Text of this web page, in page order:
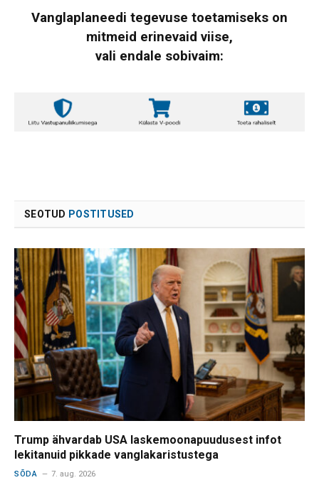
Vanglaplaneedi tegevuse toetamiseks on
mitmeid erinevaid viise,
vali endale sobivaim:
SEOTUD POSTITUSED
Trump ähvardab USA laskemoonapuudusest infot
lekitanuid pikkade vanglakaristustega
SÕDA 7. aug. 2026